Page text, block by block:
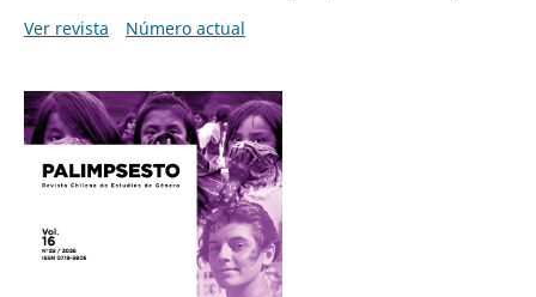
Ver revista
Número actual